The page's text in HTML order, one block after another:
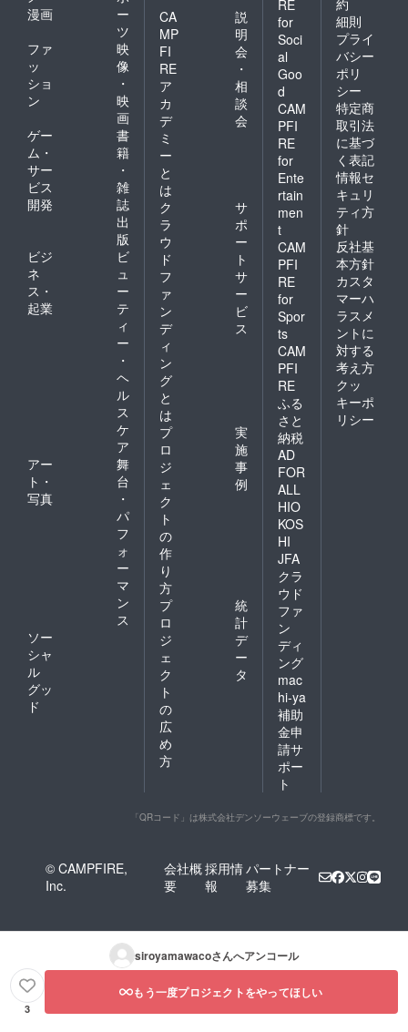
漫画
ー
ツ
ファ
ッ
ショ
ン
映
像
・
映
画
ゲー
ム・
サー
ビス
開発
書
籍
・
雑
誌
出
版
ビジ
ネ
ス・
起業
ビ
ュ
ー
テ
ィ
ー
・
ヘ
ル
ス
ケ
ア
アー
ト・
写真
舞
台
・
パ
フ
ォ
ー
マ
ン
ス
ソー
シャ
ル
グッ
ド
CA
MP
FI
RE
ア
カ
デ
ミ
ー
と
は
説
明
会
・
相
談
会
ク
ラ
ウ
ド
フ
ァ
ン
デ
ィ
ン
グ
と
は
サ
ポ
ー
ト
サ
ー
ビ
ス
プ
ロ
ジ
ェ
ク
ト
の
作
り
方
実
施
事
例
プ
ロ
ジ
ェ
ク
ト
の
広
め
方
統
計
デ
ー
タ
RE
for
Soci
al
Goo
d
CAM
PFI
RE
for
Ente
rtain
men
t
CAM
PFI
RE
for
Spor
ts
CAM
PFI
RE
ふる
さと
納税
AD
FOR
ALL
HIO
KOS
HI
JFA
クラ
ウド
ファ
ン
ディ
ング
mac
hi-ya
補助
金申
請サ
ポー
ト
約
細則
プライ
バシー
ポリ
シー
特定商
取引法
に基づ
く表記
情報セ
キュリ
ティ方
針
反社基
本方針
カスタ
マーハ
ラスメ
ントに
対する
考え方
クッ
キーポ
リシー
「QRコード」は株式会社デンソーウェーブの登録商標です。
© CAMPFIRE,
Inc.
会社概
要
採用情
報
パートナー
募集
siroyamawacoさんへアンコール
3
もう一度プロジェクトをやってほしい